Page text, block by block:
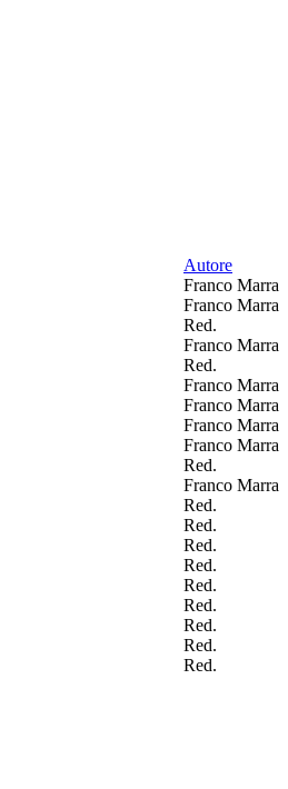
Autore
Franco Marra
Franco Marra
Red.
Franco Marra
Red.
Franco Marra
Franco Marra
Franco Marra
Franco Marra
Red.
Franco Marra
Red.
Red.
Red.
Red.
Red.
Red.
Red.
Red.
Red.